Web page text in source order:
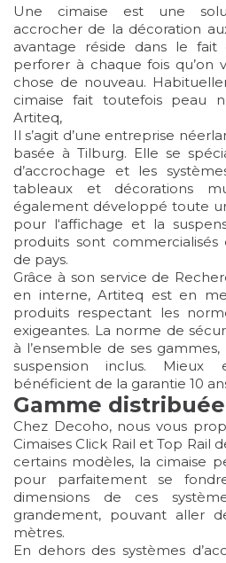
Une cimaise est une
accrocher de la décoration
avantage réside dans le fait
perforer à chaque fois qu’on
chose de nouveau.
cimaise fait toutefois peau
Artiteq,
Il s’agit d’une entreprise
basée à Tilburg. Elle se
d’accrochage et les
tableaux et décorations
également développé toute
pour l‘affichage et la
produits sont commercialisés
de pays.
Grâce à son service de
en interne, Artiteq est en
produits respectant les
exigeantes. La norme de
à l’ensemble de ses
suspension inclus. Mieux
bénéficient de la garantie 10
Gamme
Chez Decoho, nous vous
Cimaises Click Rail et Top Rail
certains modèles, la cimaise
pour parfaitement se
dimensions de ces
grandement, pouvant aller
mètres.
En dehors des systèmes